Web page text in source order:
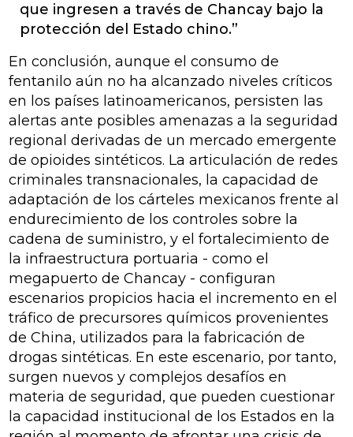
que ingresen a través de Chancay bajo la
protección del Estado chino.”
En conclusión, aunque el consumo de
fentanilo aún no ha alcanzado niveles críticos
en los países latinoamericanos, persisten las
alertas ante posibles amenazas a la seguridad
regional derivadas de un mercado emergente
de opioides sintéticos. La articulación de redes
criminales transnacionales, la capacidad de
adaptación de los cárteles mexicanos frente al
endurecimiento de los controles sobre la
cadena de suministro, y el fortalecimiento de
la infraestructura portuaria - como el
megapuerto de Chancay - configuran
escenarios propicios hacia el incremento en el
tráfico de precursores químicos provenientes
de China, utilizados para la fabricación de
drogas sintéticas. En este escenario, por tanto,
surgen nuevos y complejos desafíos en
materia de seguridad, que pueden cuestionar
la capacidad institucional de los Estados en la